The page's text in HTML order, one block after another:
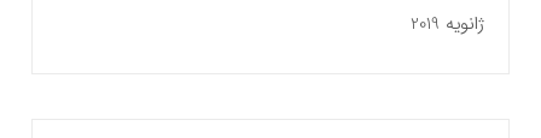
ژانویه 2019